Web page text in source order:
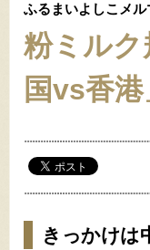
ふるまいよしこメ
粉ミル
国vs香
きっかけは